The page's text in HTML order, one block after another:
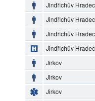
Jindřichův Hradec
Jindřichův Hradec
Jindřichův Hradec
Jindřichův Hradec
Jirkov
Jirkov
Jirkov